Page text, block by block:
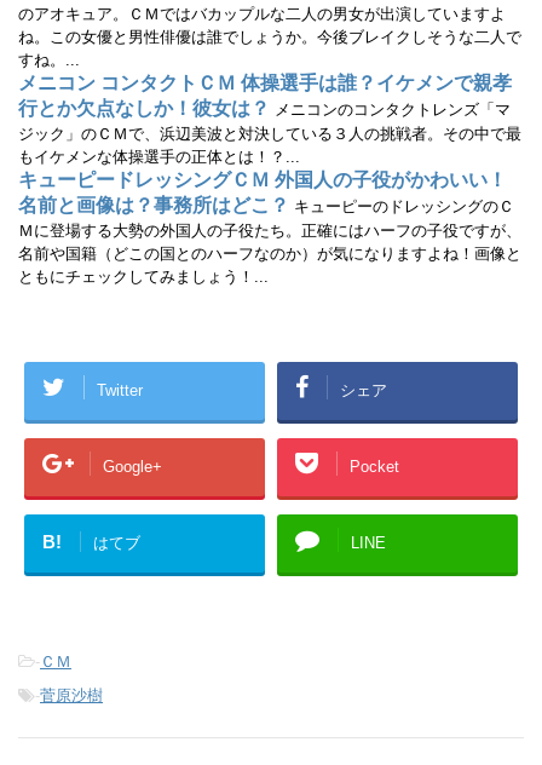
のアオキュア。ＣＭではバカップルな二人の男女が出演していますよ
ね。この女優と男性俳優は誰でしょうか。今後ブレイクしそうな二人で
すね。...
メニコン コンタクトＣＭ 体操選手は誰？イケメンで親孝
行とか欠点なしか！彼女は？
メニコンのコンタクトレンズ「マ
ジック」のＣＭで、浜辺美波と対決している３人の挑戦者。その中で最
もイケメンな体操選手の正体とは！？...
キューピードレッシングＣＭ 外国人の子役がかわいい！
名前と画像は？事務所はどこ？ キューピーのドレッシングのＣ
Ｍに登場する大勢の外国人の子役たち。正確にはハーフの子役ですが、
名前や国籍（どこの国とのハーフなのか）が気になりますよね！画像と
ともにチェックしてみましょう！...
Twitter シェア
Google+ Pocket
B! はてブ LINE
- ＣＭ
-菅原沙樹